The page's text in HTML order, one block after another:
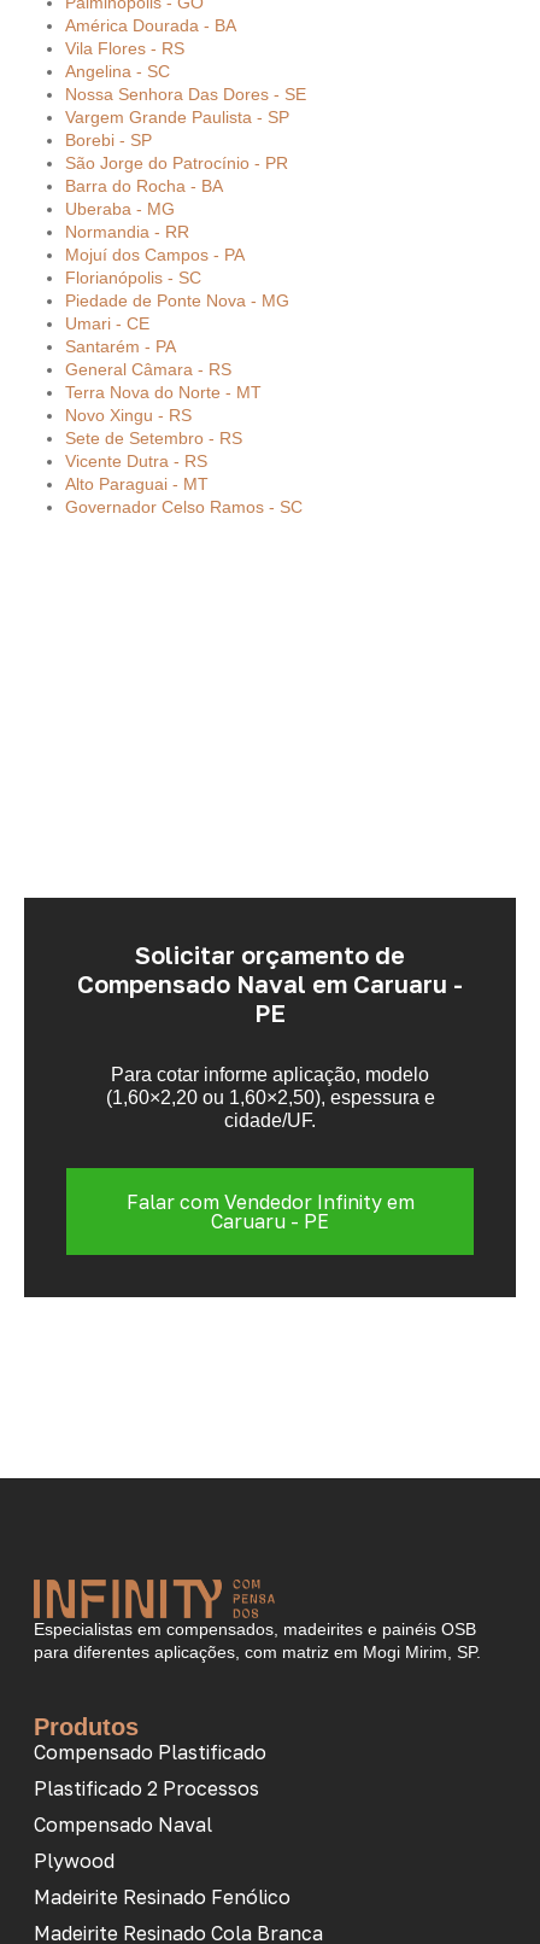
América Dourada - BA
Vila Flores - RS
Angelina - SC
Nossa Senhora Das Dores - SE
Vargem Grande Paulista - SP
Borebi - SP
São Jorge do Patrocínio - PR
Barra do Rocha - BA
Uberaba - MG
Normandia - RR
Mojuí dos Campos - PA
Florianópolis - SC
Piedade de Ponte Nova - MG
Umari - CE
Santarém - PA
General Câmara - RS
Terra Nova do Norte - MT
Novo Xingu - RS
Sete de Setembro - RS
Vicente Dutra - RS
Alto Paraguai - MT
Governador Celso Ramos - SC
Solicitar orçamento de
Compensado Naval em Caruaru -
PE
Para cotar informe aplicação, modelo
(1,60×2,20 ou 1,60×2,50), espessura e
cidade/UF.
Falar com Vendedor Infinity em
Caruaru - PE
Especialistas em compensados, madeirites e painéis OSB
para diferentes aplicações, com matriz em Mogi Mirim, SP.
Produtos
Compensado Plastificado
Plastificado 2 Processos
Compensado Naval
Plywood
Madeirite Resinado Fenólico
Madeirite Resinado Cola Branca